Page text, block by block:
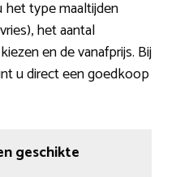
het type maaltijden
het aantal
en de vanafprijs. Bij
u direct een goedkoop
geschikte